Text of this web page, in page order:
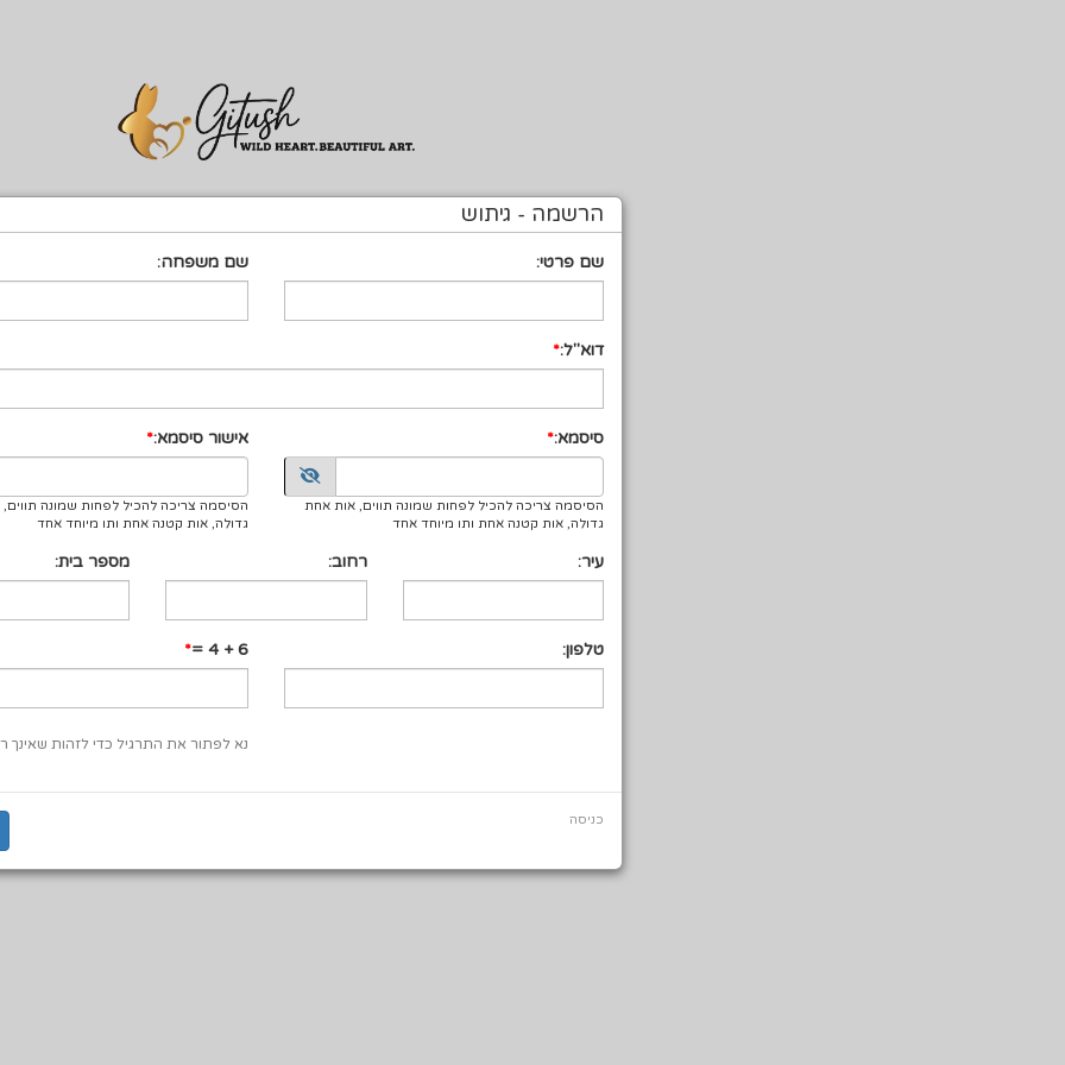
הרשמה - גיתוש
שם פרטי: שם משפחה:
דוא"ל:
סיסמא:
הסיסמה צריכה להכיל לפחות שמונה תווים, אות אחת
גדולה, אות קטנה אחת ותו מיוחד אחד
אישור סיסמא:
הסיסמה צריכה להכיל לפחות שמונה
גדולה, אות קטנה אחת ותו מיוחד אחד
עיר: רחוב: מספר בית:
טלפון: 6 + 4 =
נא לפתור את התרגיל כדי לזהות שאינך
כניסה